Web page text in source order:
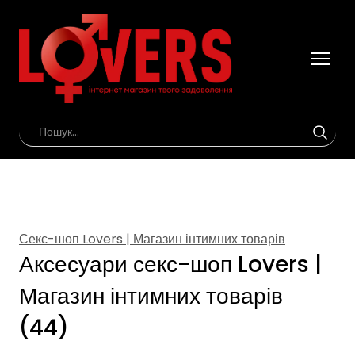
Секс-шоп Lovers | Магазин інтимних товарів
Аксесуари секс-шоп Lovers |
Магазин інтимних товарів
(44)